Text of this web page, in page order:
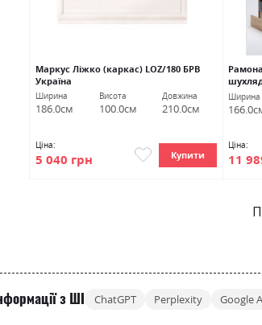
Маркус Ліжко (каркас) LOZ/180 БРВ
Україна
Ширина
186.0см
Висота
100.0см
Довжина
210.0см
Ціна:
5 040 грн Купити
Ширина
Ціна:
11
з ШІ ChatGPT Perplexity Google